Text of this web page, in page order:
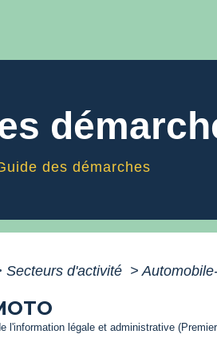
des démarches
Secteurs d'activité >
l'information légale et administrative